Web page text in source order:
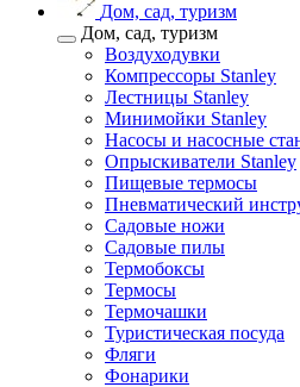
Дом, сад, туризм
Дом, сад, туризм
Воздуходувки
Компрессоры Stanley
Лестницы Stanley
Минимойки Stanley
Насосы и насосные
Опрыскиватели Stanley
Пищевые термосы
Пневматический
Садовые ножи
Садовые пилы
Термобоксы
Термосы
Термочашки
Туристическая посуда
Фляги
Фонарики